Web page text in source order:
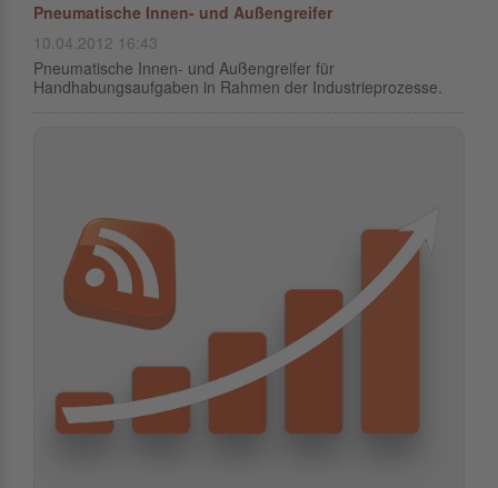
Pneumatische Innen- und Außengreifer
10.04.2012 16:43
Pneumatische Innen- und Außengreifer für
Handhabungsaufgaben in Rahmen der Industrieprozesse.